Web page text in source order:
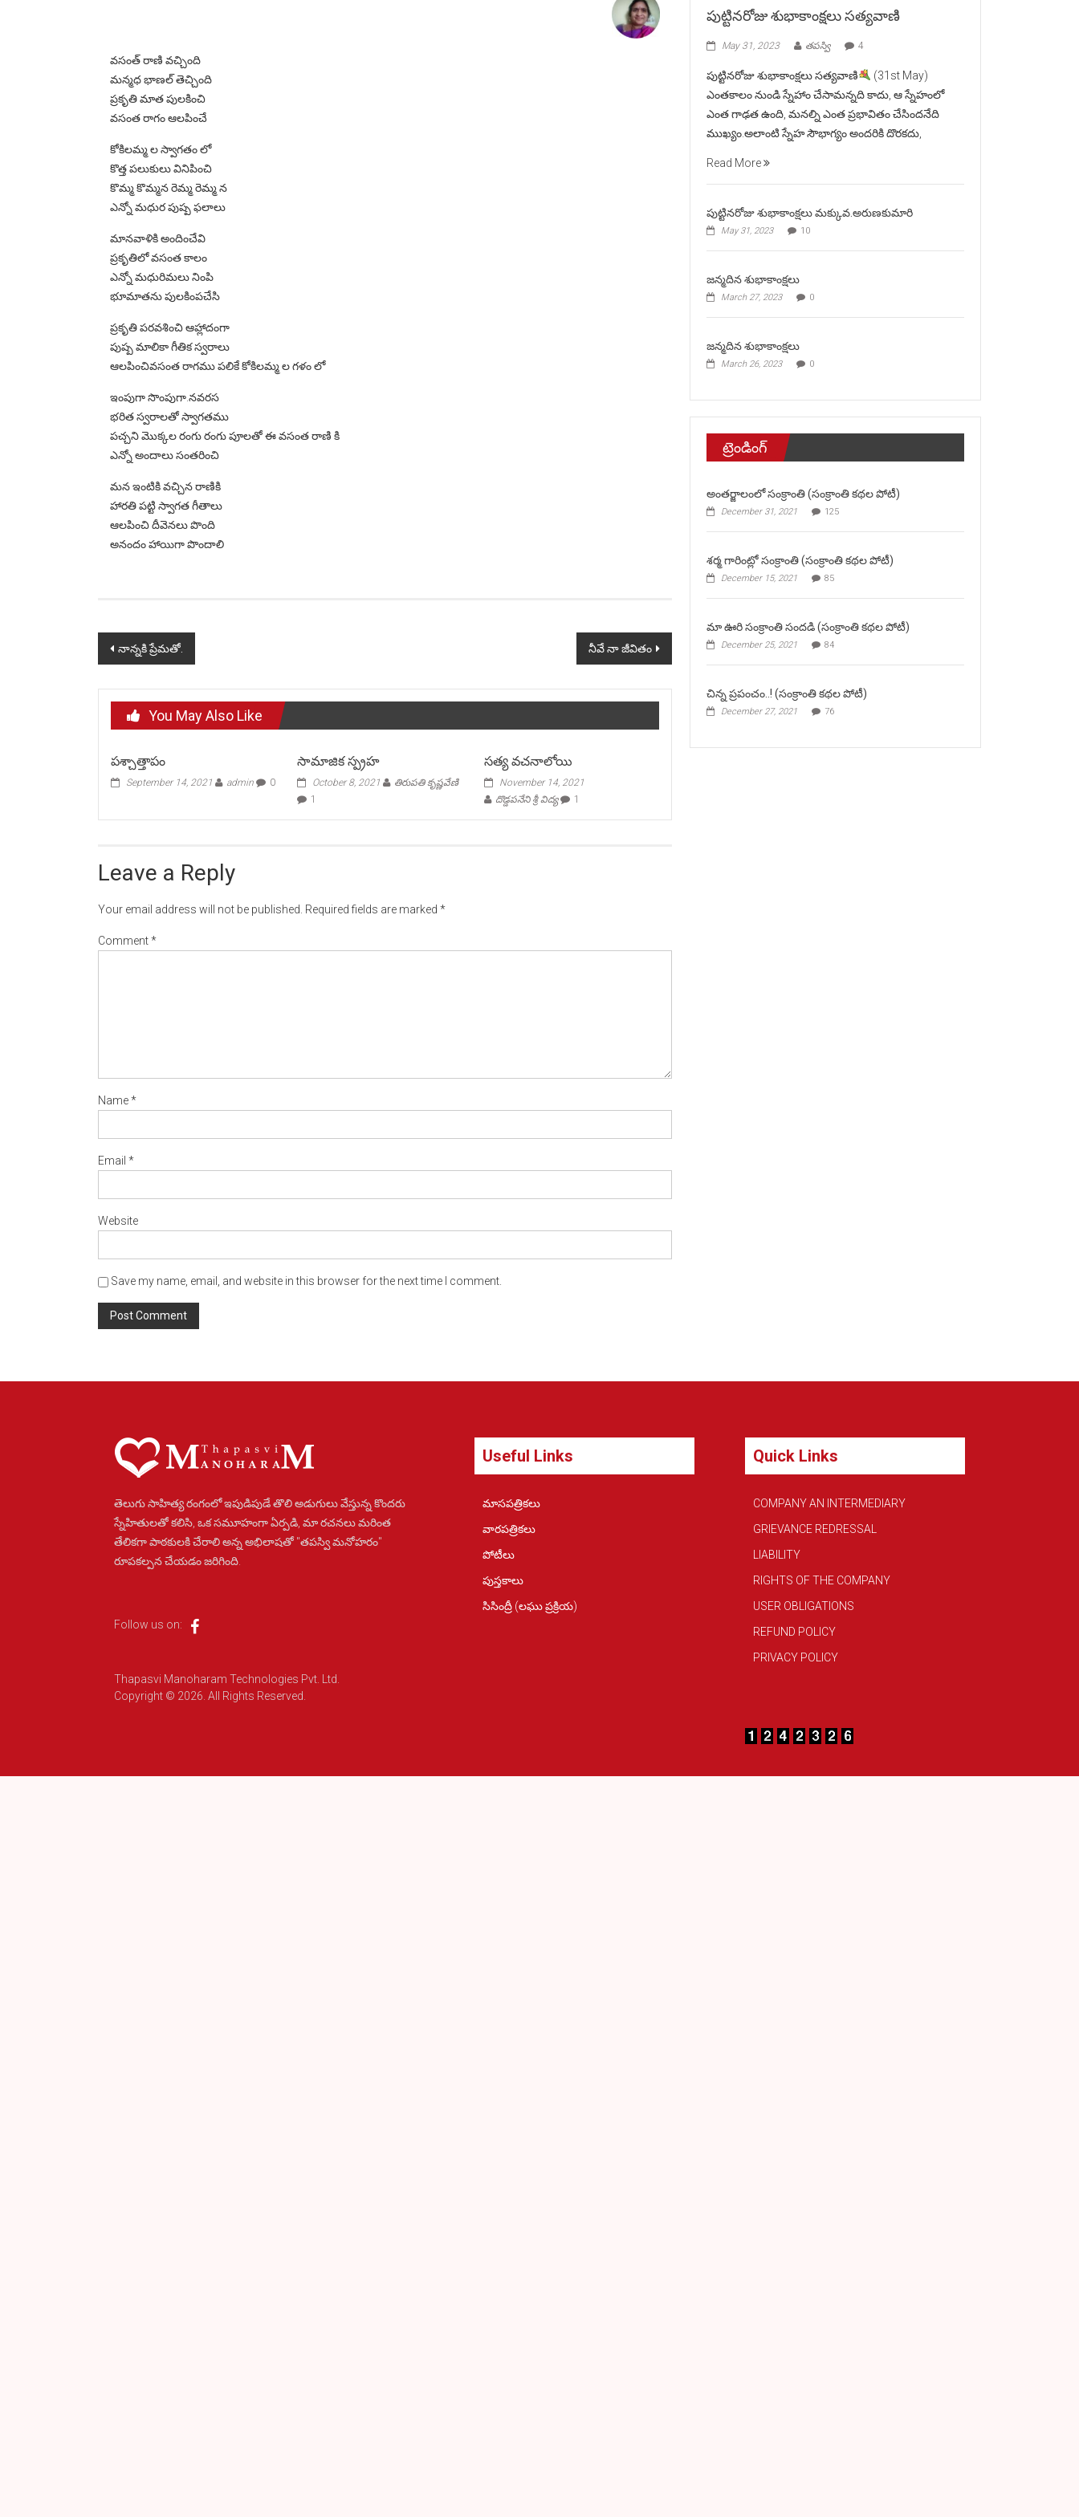
వసంత్ రాణి వచ్చింది
మన్మధ భాణల్ తెచ్చింది
ప్రకృతి మాత పులకించి
వసంత రాగం ఆలపించే
కోకిలమ్మ ల స్వాగతం లో
కొత్త పలుకులు వినిపించి
కొమ్మ కొమ్మన రెమ్మ రెమ్మ న
ఎన్నో మధుర పుష్ప ఫలాలు
మానవాళికి అందించేవి
ప్రకృతిలో వసంత కాలం
ఎన్నో మధురిమలు నింపి
భూమాతను పులకింపచేసి
ప్రకృతి పరవశించి ఆహ్లాదంగా
పుష్ప మాలికా గీతిక స్వరాలు
ఆలపించివసంత రాగము పలికే కోకిలమ్మ ల గళం లో
ఇంపుగా సొంపుగా.నవరస
భరిత స్వరాలతో స్వాగతము
పచ్చని మొక్కల రంగు రంగు పూలతో ఈ వసంత రాణి కి
ఎన్నో అందాలు సంతరించి
మన ఇంటికి వచ్చిన రాణికి
హారతి పట్టి స్వాగత గీతాలు
ఆలపించి దీవెనలు పొంది
అనందం హాయిగా పొందాలి
Post
నాన్నకి ప్రేమతో. నీవే నా జీవితం
You May Also Like
పశ్చాత్తాపం
September 14, 2021 admin 0
సామాజిక స్ప్రహ
October 8, 2021
తిరుపతి కృష్ణవేణి
1
సత్య వచనాలోయి
November 14, 2021
దొడ్డపనేని శ్రీ విద్య
1
Leave a Reply
Your email address will not be published. Required fields are marked *
Comment*
Name*
Email *
Website
Save my name, email, and website in this browser for the next time I comment.
పుట్టినరోజు శుభాకాంక్షలు సత్యవాణి
May 31, 2023 తపస్వి 4
పుట్టినరోజు శుభాకాంక్షలు సత్యవాణి
(31st May)
ఎంతకాలం నుండి స్నేహాం చేసామన్నది కాదు, ఆ స్నేహంలో
ఎంత గాఢత ఉంది, మనల్ని ఎంత ప్రభావితం చేసిందనేది
ముఖ్యం.అలాంటి స్నేహ సౌభాగ్యం అందరికి దొరకదు,
Read More
పుట్టినరోజు శుభాకాంక్షలు మక్కువ.అరుణకుమారి
May 31, 2023 10
జన్మదిన శుభాకాంక్షలు
March 27, 2023 0
జన్మదిన శుభాకాంక్షలు
March 26, 2023 0
ట్రెండింగ్
అంతర్జాలంలో సంక్రాంతి (సంక్రాంతి కథల పోటీ)
December 31, 2021 125
శర్మ గారింట్లో సంక్రాంతి (సంక్రాంతి కథల పోటీ)
December 15, 2021 85
మా ఊరి సంక్రాంతి సందడి (సంక్రాంతి కథల పోటీ)
December 25, 2021 84
చిన్న ప్రపంచం..! (సంక్రాంతి కథల పోటీ)
December 27, 2021 76
తెలుగు సాహిత్య రంగంలో ఇపుడిపుడే తొలి అడుగులు వేస్తున్న కొందరు
స్నేహితులతో కలిసి, ఒక సమూహంగా ఏర్పడి, మా రచనలు మరింత
తేలికగా పాఠకులకి చేరాలి అన్న అభిలాషతో "తపస్వి మనోహరం"
రూపకల్పన చేయడం జరిగింది.
Follow us on:
Thapasvi Manoharam Technologies Pvt. Ltd.
Copyright © 2026. All Rights Reserved.
Useful Links
మాసపత్రికలు
వారపత్రికలు
పోటీలు
పుస్తకాలు
సిసింద్రీ (లఘు ప్రక్రియ)
Quick Links
COMPANY AN INTERMEDIARY
GRIEVANCE REDRESSAL
LIABILITY
RIGHTS OF THE COMPANY
USER OBLIGATIONS
REFUND POLICY
PRIVACY POLICY